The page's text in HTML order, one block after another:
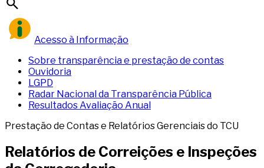
Acesso à Informação
Sobre transparência e prestação de contas
Ouvidoria
LGPD
Radar Nacional da Transparência Pública
Resultados Avaliação Anual
Prestação de Contas e Relatórios Gerenciais do TCU
Relatórios de Correições e Inspeções